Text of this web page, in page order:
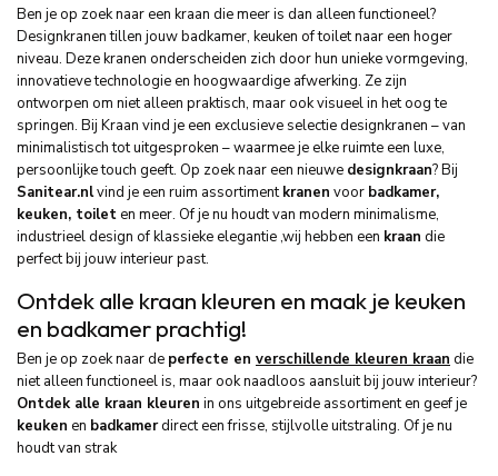
Ben je op zoek naar een kraan die meer is dan alleen functioneel?
Designkranen tillen jouw badkamer, keuken of toilet naar een hoger
niveau. Deze kranen onderscheiden zich door hun unieke vormgeving,
innovatieve technologie en hoogwaardige afwerking. Ze zijn
ontworpen om niet alleen praktisch, maar ook visueel in het oog te
springen. Bij Kraan vind je een exclusieve selectie designkranen – van
minimalistisch tot uitgesproken – waarmee je elke ruimte een luxe,
persoonlijke touch geeft. Op zoek naar een nieuwe designkraan? Bij
Sanitear.nlvind je een ruim assortimentkranen voor badkamer,
keuken, toileten meer. Of je nu houdt van modern minimalisme,
industrieel design of klassieke elegantie ,wij hebben een kraan die
perfect bij jouw interieur past.
Ontdek alle kraan kleuren en maak je keuken
en badkamer prachtig!
Ben je op zoek naar de perfecte en verschillende kleuren kraan die
niet alleen functioneel is, maar ook naadloos aansluit bij jouw interieur?
Ontdek alle kraan kleuren in ons uitgebreide assortiment en geef je
keuken en badkamerdirect een frisse, stijlvolle uitstraling. Of je nu
houdt van strak